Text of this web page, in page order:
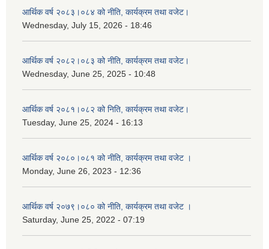
आर्थिक वर्ष २०८३।०८४ को नीति, कार्यक्रम तथा वजेट।
Wednesday, July 15, 2026 - 18:46
आर्थिक वर्ष २०८२।०८३ को नीति, कार्यक्रम तथा वजेट।
Wednesday, June 25, 2025 - 10:48
आर्थिक वर्ष २०८१।०८२ को निति, कार्यक्रम तथा वजेट।
Tuesday, June 25, 2024 - 16:13
आर्थिक वर्ष २०८०।०८१ को नीति, कार्यक्रम तथा वजेट ।
Monday, June 26, 2023 - 12:36
आर्थिक वर्ष २०७९।०८० को नीति, कार्यक्रम तथा वजेट ।
Saturday, June 25, 2022 - 07:19